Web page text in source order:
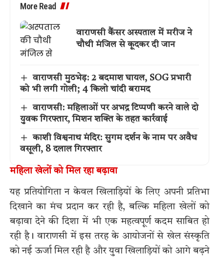
More Read
वाराणसी कैंसर अस्पताल में मरीज ने
चौथी मंजिल से कूदकर दी जान
वाराणसी मुठभेड़: 2 बदमाश घायल, SOG प्रभारी
को भी लगी गोली; 4 किलो चांदी बरामद
वाराणसी: महिलाओं पर अभद्र टिप्पणी करने वाले दो
युवक गिरफ्तार, मिशन शक्ति के तहत कार्रवाई
काशी विश्वनाथ मंदिर: सुगम दर्शन के नाम पर अवैध
वसूली, 8 दलाल गिरफ्तार
महिला खेलों को मिल रहा बढ़ावा
यह प्रतियोगिता न केवल खिलाड़ियों के लिए अपनी प्रतिभा
दिखाने का मंच प्रदान कर रही है, बल्कि महिला खेलों को
बढ़ावा देने की दिशा में भी एक महत्वपूर्ण कदम साबित हो
रही है। वाराणसी में इस तरह के आयोजनों से खेल संस्कृति
को नई ऊर्जा मिल रही है और युवा खिलाड़ियों को आगे बढ़ने